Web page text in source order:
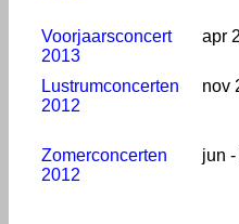
Voorjaarsconcert
2013
apr
Lustrumconcerten
2012
nov
Zomerconcerten
2012
jun